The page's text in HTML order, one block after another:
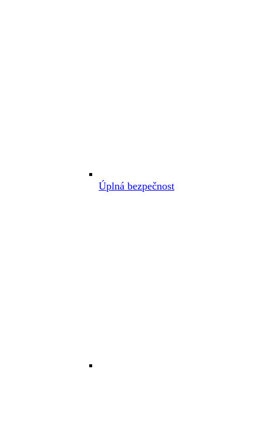
Úplná bezpečnost